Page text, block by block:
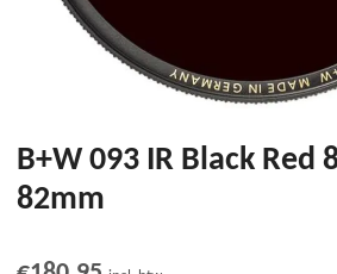
B+W 093 IR Black Red
82mm